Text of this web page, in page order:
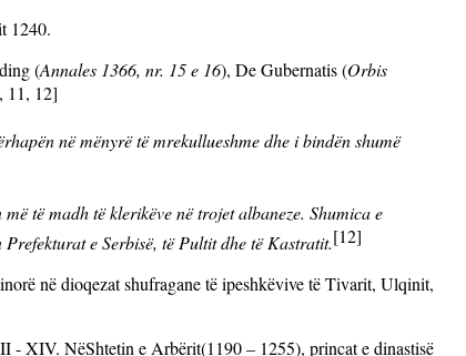
1240.
(Annales 1366, nr. 15 e 16), DeGubernatis (Orbis
11, 12]
në mënyrë të mrekullueshme dhe i bindën shumë
të madh të klerikëve në trojet albaneze. Shumica e
e Serbisë, të Pultit dhe të Kastratit.[12]
në dioqezat shufragane të ipeshkëvive të Tivarit, Ulqinit,
- XIV. NëShtetin e Arbërit(1190 – 1255), princat e dinastisë